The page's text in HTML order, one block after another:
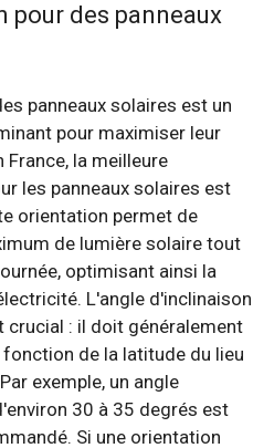
pour des panneaux
panneaux solaires est un
pour maximiser leur
France, la meilleure
les panneaux solaires est
orientation permet de
de lumière solaire tout
optimisant ainsi la
L'angle d'inclinaison
crucial : il doit généralement
de la latitude du lieu
exemple, un angle
30 à 35 degrés est
Si une orientation